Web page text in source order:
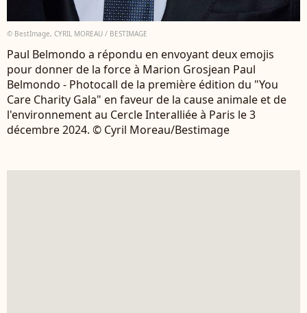
© BestImage, CYRIL MOREAU / BESTIMAGE
Paul Belmondo a répondu en envoyant deux emojis
pour donner de la force à Marion Grosjean Paul
Belmondo - Photocall de la première édition du "You
Care Charity Gala" en faveur de la cause animale et de
l'environnement au Cercle Interalliée à Paris le 3
décembre 2024. © Cyril Moreau/Bestimage